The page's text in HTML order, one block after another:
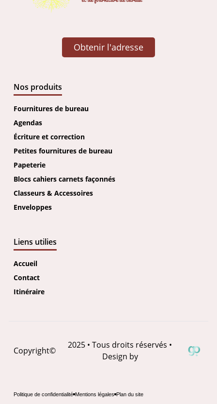
Obtenir l'adresse
Nos produits
Fournitures de bureau
Agendas
Écriture et correction
Petites fournitures de bureau
Papeterie
Blocs cahiers carnets façonnés
Classeurs & Accessoires
Enveloppes
Liens utilies
Accueil
Contact
Itinéraire
Copyright©
2025 • Tous droits réservés •
Design by
Politique de confidentialité Mentions légales Plan du site